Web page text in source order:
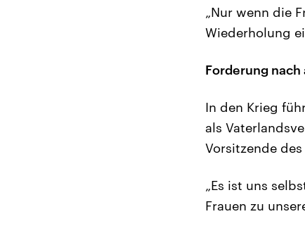
„Nur wenn die
Wiederholung
Forderung
In den Krieg
als
Vorsitzende
„Es ist uns
Frauen zu